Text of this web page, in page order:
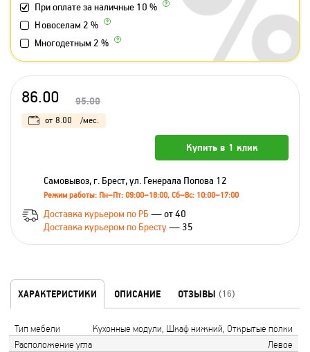
При оплате за наличные 10 %
Новоселам 2 %
Многодетным 2 %
86.00 95.00
от 8.00 /мес.
Купить в 1 клик
Самовывоз, г. Брест, ул. Генерала Попова 12
Режим работы: Пн–Пт: 09:00–18:00, Сб–Вс: 10:00–17:00
Доставка курьером по РБ — от 40
Доставка курьером по Бресту— 35
ХАРАКТЕРИСТИКИ ОПИСАНИЕ ОТЗЫВЫ (16)
Тип мебели
Кухонные модули, Шкаф нижний, Открытые полки
Расположение угла
Левое